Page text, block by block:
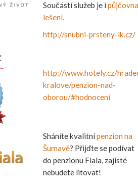
Součástí služeb je ipůjčovna
lešení.
http://snubni-prsteny-lk.cz/
http://www.hotely.cz/
kralove/penzion-nad-
oborou/#hodnoceni
Sháníte kvalitnípenzion na
Šumavě? Přijďte se podívat
do penzionu Fiala, zajisté
nebudete litovat!